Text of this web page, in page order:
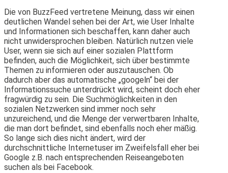
Die von BuzzFeed vertretene Meinung, dass wir einen
deutlichen Wandel sehen bei der Art, wie User Inhalte
und Informationen sich beschaffen, kann daher auch
nicht unwidersprochen bleiben. Natürlich nutzen viele
User, wenn sie sich auf einer sozialen Plattform
befinden, auch die Möglichkeit, sich über bestimmte
Themen zu informieren oder auszutauschen. Ob
dadurch aber das automatische „googeln“ bei der
Informationssuche unterdrückt wird, scheint doch eher
fragwürdig zu sein. Die Suchmöglichkeiten in den
sozialen Netzwerken sind immer noch sehr
unzureichend, und die Menge der verwertbaren Inhalte,
die man dort befindet, sind ebenfalls noch eher mäßig.
So lange sich dies nicht ändert, wird der
durchschnittliche Internetuser im Zweifelsfall eher bei
Google z.B. nach entsprechenden Reiseangeboten
suchen als bei Facebook.